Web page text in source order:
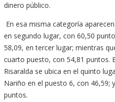
dinero público.
En esa misma categoría
en segundo lugar, con 60,50
58,09, en tercer lugar; mientras
cuarto puesto, con 54,81 puntos.
Risaralda se ubica en el quinto
Nariño en el puesto 6, con 46,59;
puntos.